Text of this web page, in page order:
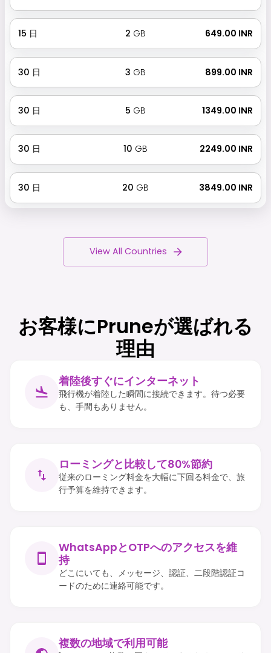
15 日 2 GB ₹ 649.00 INR
30 日 3 GB ₹ 899.00 INR
30 日 5 GB ₹ 1349.00 INR
30 日 10 GB ₹ 2249.00 INR
30 日 20 GB ₹ 3849.00 INR
View All Countries
お客様にPruneが選ばれる
理由
着陸後すぐにインターネット
飛行機が着陸した瞬間に接続できます。待つ必要
も、手間もありません。
ローミングと比較して80%節約
従来のローミング料金を大幅に下回る料金で、旅
行予算を維持できます。
WhatsAppとOTPへのアクセスを維
持
どこにいても、メッセージ、認証、二段階認証コ
ードのために連絡可能です。
複数の地域で利用可能